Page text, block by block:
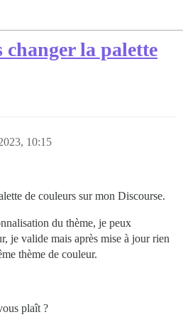
changer la palette
10:15
de couleurs sur mon Discourse.
du thème, je peux
je valide mais après mise à jour rien
thème de couleur.
plaît ?